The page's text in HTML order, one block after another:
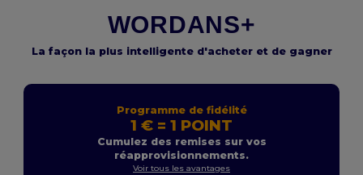
WORDANS+
La façon la plus intelligente d'acheter et de gagner
Programme de fidélité
1 € = 1 POINT
Cumulez des remises sur vos
réapprovisionnements.
Voir tous les avantages